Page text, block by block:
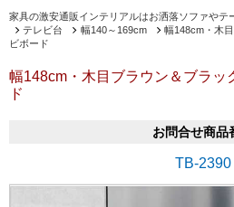
家具の激安通販インテリアルはお洒落ソファやテ
テレビ台
幅140～169cm
幅148cm・木
ビボード
幅148cm・木目ブラウン＆ブラッ
ド
お問合せ商品
TB-2390